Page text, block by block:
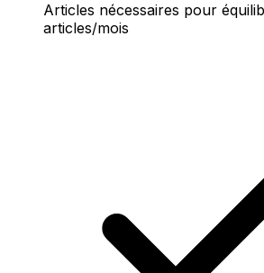
Articles nécessaires pour
articles/mois